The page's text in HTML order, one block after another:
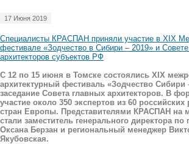
17 Июня 2019
Специалисты КРАСПАН приняли участие в XIX
фестивале «Зодчество в Сибири – 2019» и
архитекторов субъектов РФ
С 12 по 15 июня в Томске состоялись XIX
архитектурный фестиваль «Зодчество Сибири
заседание Совета главных архитекторов. В
участие около 350 экспертов из 60 российских
стран Европы. Представителями КРАСПАН на
стали заместитель генерального директора
Оксана Берзан и региональный менеджер
Якубовская.